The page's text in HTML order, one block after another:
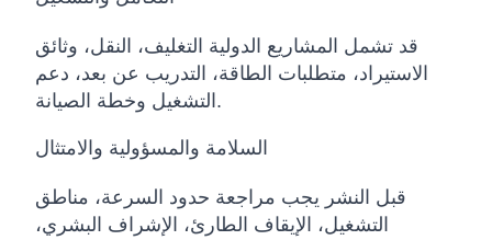
قد تشمل المشاريع الدولية التغليف، النقل، وثائق
الاستيراد، متطلبات الطاقة، التدريب عن بعد، دعم
التشغيل وخطة الصيانة.
السلامة والمسؤولية والامتثال
قبل النشر يجب مراجعة حدود السرعة، مناطق
التشغيل، الإيقاف الطارئ، الإشراف البشري،